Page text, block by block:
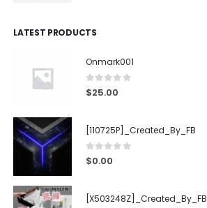
LATEST PRODUCTS
Onmark001
0out of 5
$25.00
[110725P]_Created_By_FB
0out of 5
$0.00
[X503248Z]_Created_By_FB